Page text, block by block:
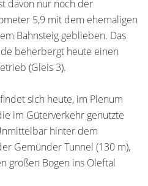
davon nur noch der
5,9 mit dem ehemaligen
Bahnsteig geblieben. Das
beherbergt heute einen
(Gleis 3).
sich heute, im Plenum
im Güterverkehr genutzte
hinter dem
Gemünder Tunnel (130 m),
großen Bogen ins Oleftal